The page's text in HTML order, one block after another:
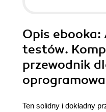
Opis ebooka:
testów.
przewodnik
Ten solidny i dokładny